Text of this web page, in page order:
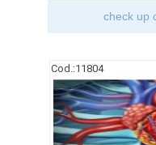
check up
Cod.:11804